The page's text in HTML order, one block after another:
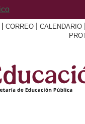
CORREO CALENDARIO